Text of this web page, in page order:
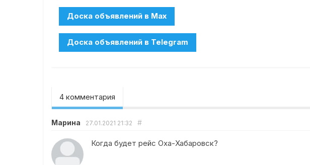
4 комментария
Марина 27.01.2021 21:32 #
Когда будет рейс Оха-Хабаровск?